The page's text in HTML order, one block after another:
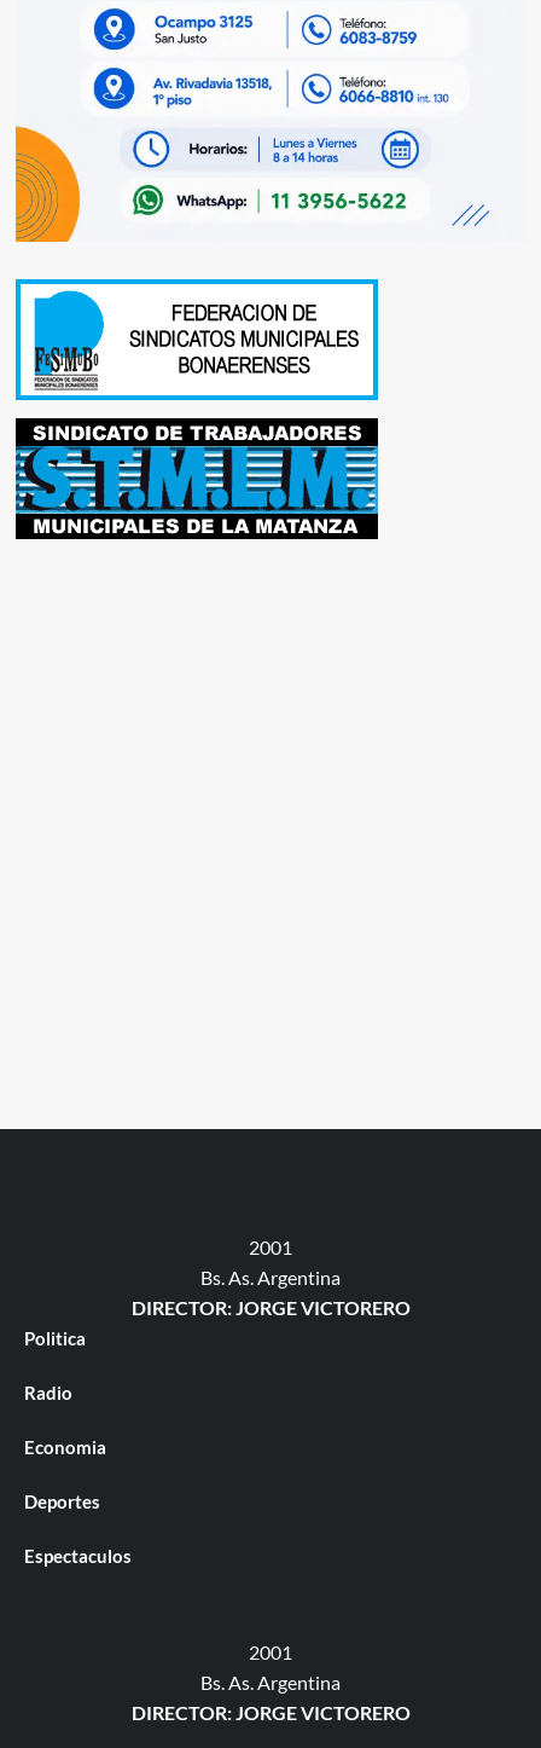
2001
Bs. As. Argentina
DIRECTOR: JORGE VICTORERO
Politica
Radio
Economia
Deportes
Espectaculos
2001
Bs. As. Argentina
DIRECTOR: JORGE VICTORERO